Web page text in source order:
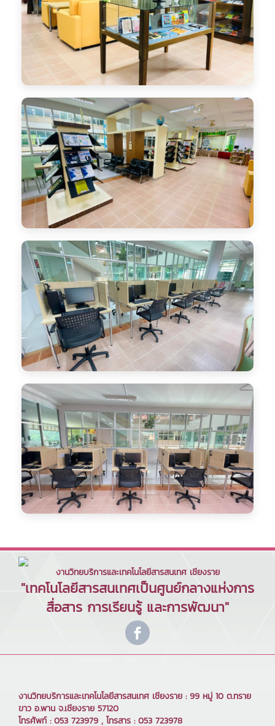
งานวิทยบริการและเทคโนโลยีสารสนเทศ เชียงราย
"เทคโนโลยีสารสนเทศเป็นศูนย์กลางแห่งการ
สื่อสาร การเรียนรู้ และการพัฒนา"
งานวิทยบริการและเทคโนโลยีสารสนเทศ เชียงราย : 99 หมู่ 10 ต.ทราย
ขาว อ.พาน จ.เชียงราย 57120
โทรศัพท์ : 053 723979 , โทรสาร : 053 723978